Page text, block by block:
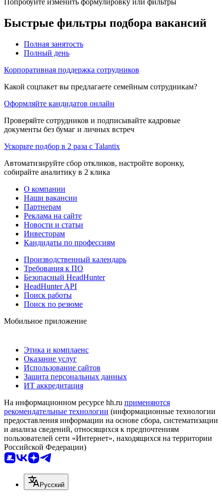
Быстрые фильтры подбора вакансий
Полная занятость
Полный день
Корпоративная поддержка сотрудников
Какой соцпакет вы предлагаете семейным сотрудникам?
Оформляйте кандидатов онлайн
Проверяйте сотрудников и подписывайте кадровые
документы без бумаг и личных встреч
Ускорьте подбор в 2 раза с Talantix
Автоматизируйте сбор откликов, настройте воронку,
собирайте аналитику в 2 клика
О компании
Наши вакансии
Партнерам
Реклама на сайте
Новости и статьи
Инвесторам
Кандидаты по профессиям
Производственный календарь
Требования к ПО
Безопасный HeadHunter
HeadHunter API
Поиск работы
Поиск по резюме
Мобильное приложение
Этика и комплаенс
Оказание услуг
Использование сайтов
Защита персональных данных
ИТ аккредитация
На информационном ресурсе hh.ru применяются
рекомендательные технологии (информационные технологии
предоставления информации на основе сбора, систематизации
и анализа сведений, относящихся к предпочтениям
пользователей сети «Интернет», находящихся на территории
Российской Федерации)
Русский